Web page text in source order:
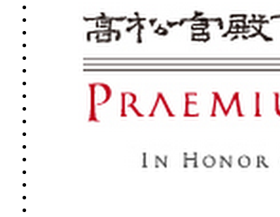
Июль 2018. По полочкам: A, B, C
Июнь 2018. Новая икона
Май 2018. Дизайнерский завиток
Апрель 2018. Раз в три года
Апрель 2018. Культурная программа
Апрель 2018. Первые ласточки
Март 2018. Обратный отсчет
Март 2018. Да будет свет!
Март 2018. Шаг за шагом
Февраль 2018. Премия Крафт 2018
Январь 2018. Материалы и технология